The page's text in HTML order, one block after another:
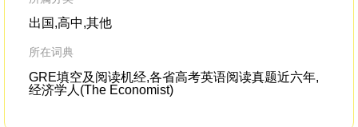
出国,高中,其他
所在词典
GRE填空及阅读机经,各省高考英语阅读真题近六年,
经济学人(The Economist)